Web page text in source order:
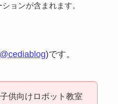
ョンが含まれます。
)です。
供向けロボット教室